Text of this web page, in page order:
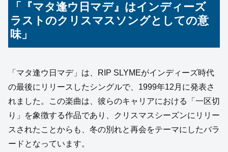
「『マタ逢ウ日マデ』はインディーズ
ラストのクリスマスソングとしての意
味」
「マタ逢ウ日マデ」は、RIP SLYMEがインディーズ時代
の最後にリリースしたシングルで、1999年12月に発表さ
れました。この楽曲は、彼らのキャリアにおける「一区切
り」を象徴する作品であり、クリスマスシーズンにリリー
スされたことからも、冬の別れと再会をテーマにしたバラ
ードとなっています。